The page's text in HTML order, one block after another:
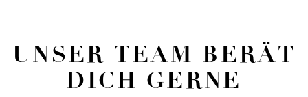
UNSER TEAM BERÄT
DICH GERNE